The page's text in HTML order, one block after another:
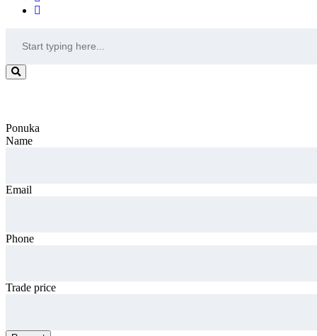
Ponuka
Name
Email
Phone
Trade price